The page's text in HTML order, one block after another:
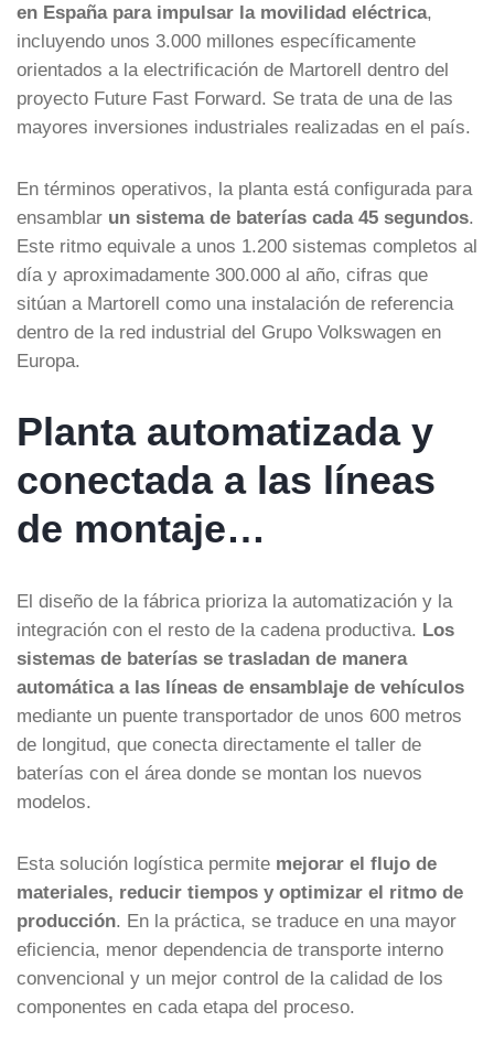
en España para impulsar la movilidad eléctrica,
incluyendo unos 3.000 millones específicamente
orientados a la electrificación de Martorell dentro del
proyecto Future Fast Forward. Se trata de una de las
mayores inversiones industriales realizadas en el país.
En términos operativos, la planta está configurada para
ensamblar un sistema de baterías cada 45 segundos.
Este ritmo equivale a unos 1.200 sistemas completos al
día y aproximadamente 300.000 al año, cifras que
sitúan a Martorell como una instalación de referencia
dentro de la red industrial del Grupo Volkswagen en
Europa.
Planta automatizada y
conectada a las líneas
de montaje…
El diseño de la fábrica prioriza la automatización y la
integración con el resto de la cadena productiva. Los
sistemas de baterías se trasladan de manera
automática a las líneas de ensamblaje de vehículos
mediante un puente transportador de unos 600 metros
de longitud, que conecta directamente el taller de
baterías con el área donde se montan los nuevos
modelos.
Esta solución logística permite mejorar el flujo de
materiales, reducir tiempos y optimizar el ritmo de
producción. En la práctica, se traduce en una mayor
eficiencia, menor dependencia de transporte interno
convencional y un mejor control de la calidad de los
componentes en cada etapa del proceso.